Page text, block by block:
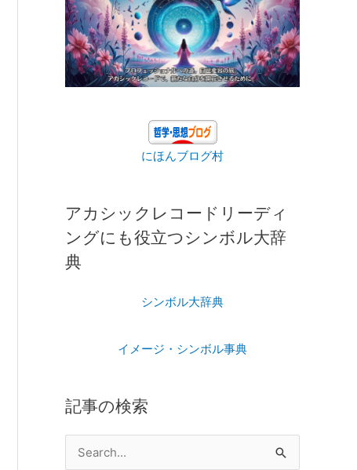
にほんブログ村
アカシックレコードリーディ
ングにも役立つシンボル大辞
典
シンボル大辞典
イメージ・シンボル事典
記事の検索